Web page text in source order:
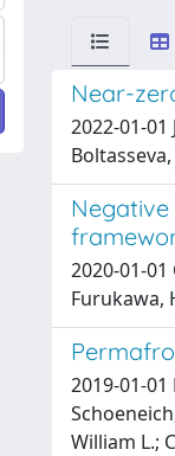
Near-
2022-01-01
2020-01-01
Furukawa,
2019-01-
William L.;